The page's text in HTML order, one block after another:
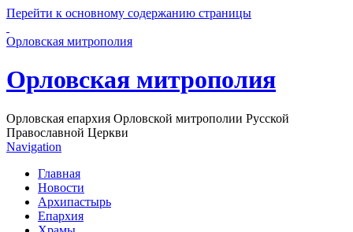
Перейти к основному содержанию страницы
Орловская митрополия
Орловская митрополия
Орловская епархия Орловской митрополии Русской
Православной Церкви
Navigation
Главная
Новости
Архипастырь
Епархия